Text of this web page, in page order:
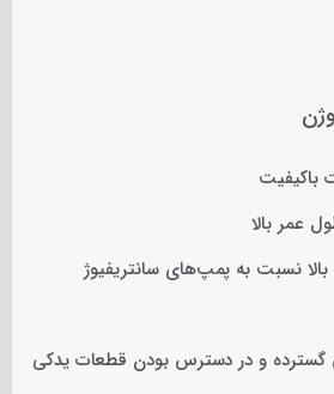
باکیفیت
عمر بالا
نسبت به پمپ‌های سانتریفیوژ
و در دسترس بودن قطعات یدکی